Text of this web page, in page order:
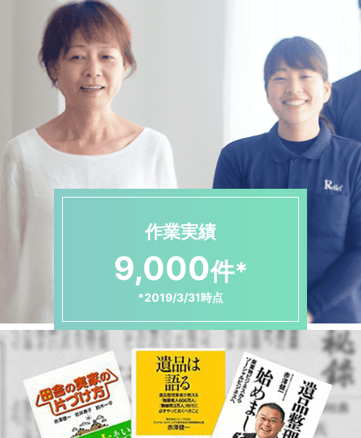
作業実績
9,000件*
*2019/3/31時点